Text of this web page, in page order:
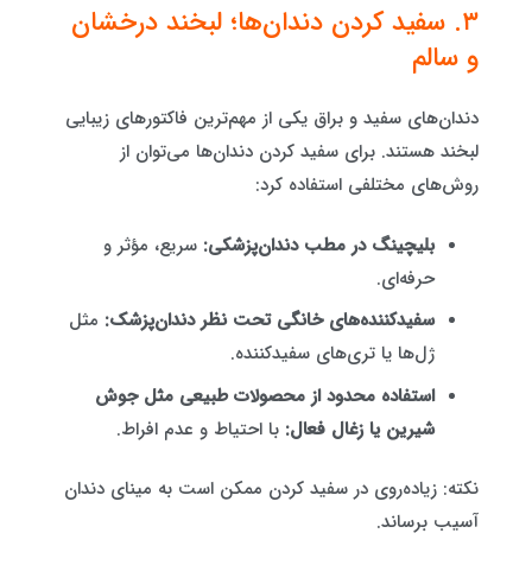
۳. سفید کردن دندان‌ها؛ لبخند درخشان
و سالم
دندان‌های سفید و براق یکی از مهم‌ترین فاکتورهای زیبایی
لبخند هستند. برای سفید کردن دندان‌ها می‌توان از
روش‌های مختلفی استفاده کرد:
بلیچینگ در مطب دندان‌پزشکی: سریع، مؤثر و
حرفه‌ای.
سفیدکننده‌های خانگی تحت نظر دندان‌پزشک: مثل
ژل‌ها یا تری‌های سفیدکننده.
استفاده محدود از محصولات طبیعی مثل جوش
شیرین یا زغال فعال: با احتیاط و عدم افراط.
نکته: زیاده‌روی در سفید کردن ممکن است به مینای دندان
آسیب برساند.